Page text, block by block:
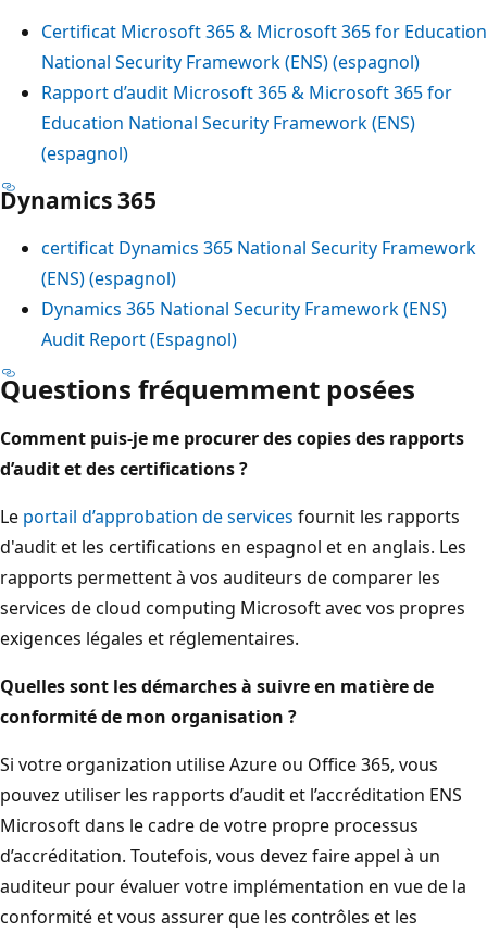
Certificat Microsoft 365 & Microsoft 365 for Education
National Security Framework (ENS) (espagnol)
Rapport d’audit Microsoft 365 & Microsoft 365 for
Education National Security Framework (ENS)
(espagnol)
Dynamics 365
certificat Dynamics 365 National Security Framework
(ENS) (espagnol)
Dynamics 365 National Security Framework (ENS)
Audit Report (Espagnol)
Questions fréquemment posées
Comment puis-je me procurer des copies des rapports
d’audit et des certifications ?
Le portail d’approbation de services fournit les rapports
d'audit et les certifications en espagnol et en anglais. Les
rapports permettent à vos auditeurs de comparer les
services de cloud computing Microsoft avec vos propres
exigences légales et réglementaires.
Quelles sont les démarches à suivre en matière de
conformité de mon organisation ?
Si votre organization utilise Azure ou Office 365, vous
pouvez utiliser les rapports d’audit et l’accréditation ENS
Microsoft dans le cadre de votre propre processus
d’accréditation. Toutefois, vous devez faire appel à un
auditeur pour évaluer votre implémentation en vue de la
conformité et vous assurer que les contrôles et les